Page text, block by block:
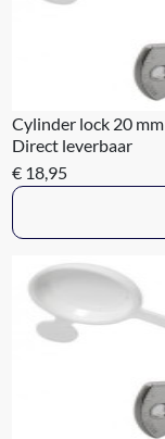
Cylinder lock 20 mm
Direct leverbaar
€ 18,95